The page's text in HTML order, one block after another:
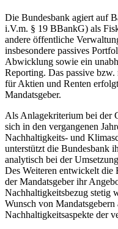
Die Bundesbank agiert auf
i.V.m. § 19 BBankG) als
andere öffentliche
insbesondere passives
Abwicklung sowie ein
Reporting. Das passive bzw.
für Aktien und Renten
Mandatsgeber.
Als Anlagekriterium bei der
sich in den vergangenen
Nachhaltigkeits- und
unterstützt die Bundesbank
analytisch bei der
Des Weiteren entwickelt die
der Mandatsgeber ihr
Nachhaltigkeitsbezug stetig
Wunsch von
Nachhaltigkeitsaspekte der